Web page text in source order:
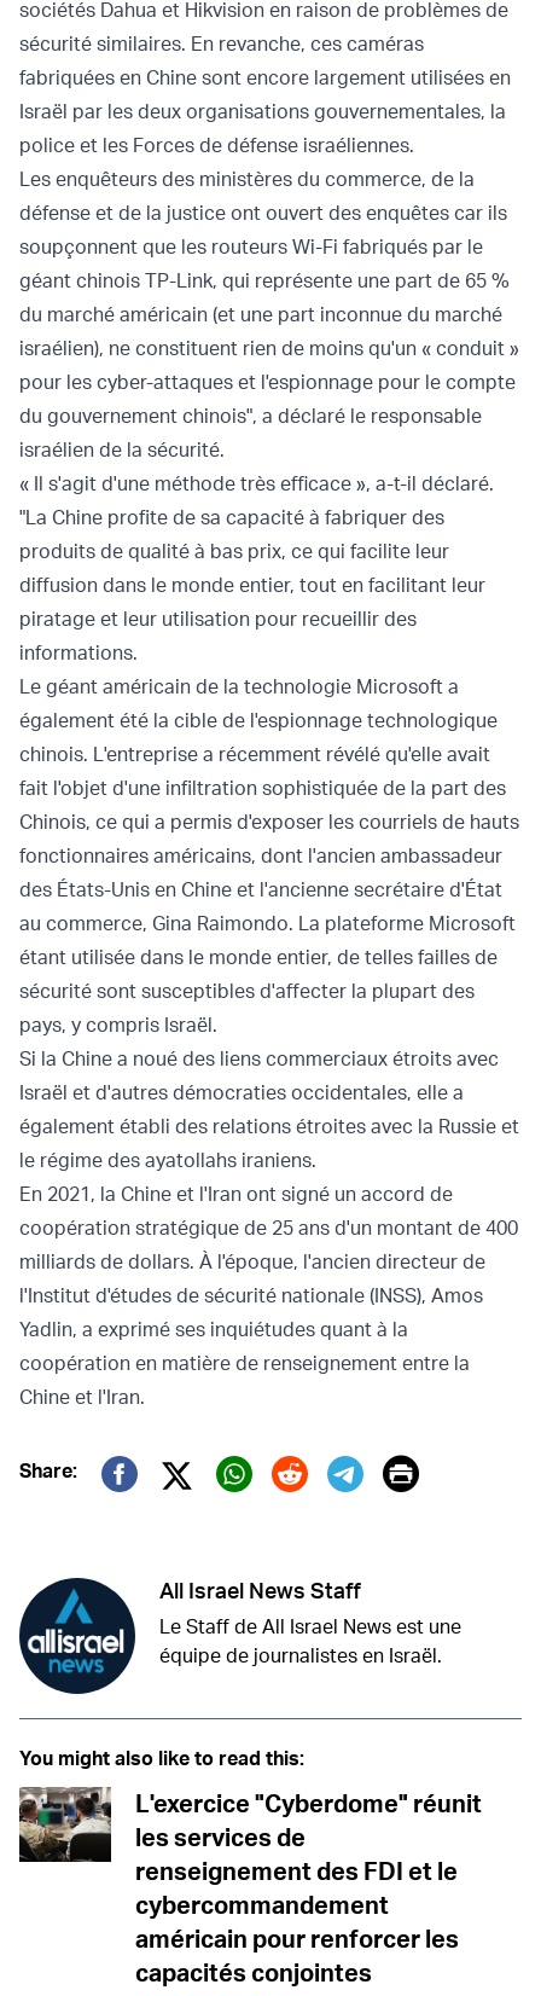
sociétés Dahua et Hikvision en raison de problèmes de
sécurité similaires. En revanche, ces caméras
fabriquées en Chine sont encore largement utilisées en
Israël par les deux organisations gouvernementales, la
police et les Forces de défense israéliennes.
Les enquêteurs des ministères du commerce, de la
défense et de la justice ont ouvert des enquêtes car ils
soupçonnent que les routeurs Wi-Fi fabriqués par le
géant chinois TP-Link, qui représente une part de 65 %
du marché américain (et une part inconnue du marché
israélien), ne constituent rien de moins qu'un « conduit »
pour les cyber-attaques et l'espionnage pour le compte
du gouvernement chinois", a déclaré le responsable
israélien de la sécurité.
« Il s'agit d'une méthode très efficace », a-t-il déclaré.
"La Chine profite de sa capacité à fabriquer des
produits de qualité à bas prix, ce qui facilite leur
diffusion dans le monde entier, tout en facilitant leur
piratage et leur utilisation pour recueillir des
informations.
Le géant américain de la technologie Microsoft a
également été la cible de l'espionnage technologique
chinois. L'entreprise a récemment révélé qu'elle avait
fait l'objet d'une infiltration sophistiquée de la part des
Chinois, ce qui a permis d'exposer les courriels de hauts
fonctionnaires américains, dont l'ancien ambassadeur
des États-Unis en Chine et l'ancienne secrétaire d'État
au commerce, Gina Raimondo. La plateforme Microsoft
étant utilisée dans le monde entier, de telles failles de
sécurité sont susceptibles d'affecter la plupart des
pays, y compris Israël.
Si la Chine a noué des liens commerciaux étroits avec
Israël et d'autres démocraties occidentales, elle a
également établi des relations étroites avec la Russie et
le régime des ayatollahs iraniens.
En 2021, la Chine et l'Iran ont signé un accord de
coopération stratégique de 25 ans d'un montant de 400
milliards de dollars. À l'époque, l'ancien directeur de
l'Institut d'études de sécurité nationale (INSS), Amos
Yadlin, a exprimé ses inquiétudes quant à la
coopération en matière de renseignement entre la
Chine et l'Iran.
Share:
Twitter (X)
Print
All Israel News Staff
Le Staff de All Israel News est une
équipe de journalistes en Israël.
You might also like to read this:
L'exercice "Cyberdome" réunit
les services de
renseignement des FDI et le
cybercommandement
américain pour renforcer les
capacités conjointes